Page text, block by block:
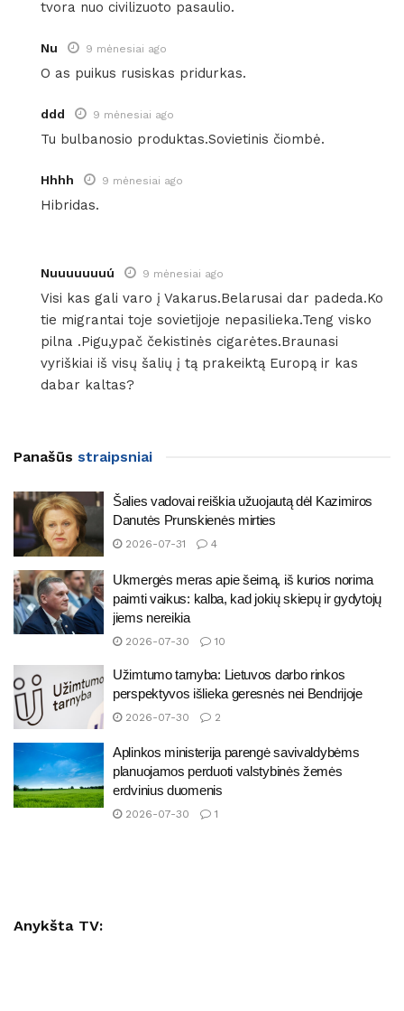
tvora nuo civilizuoto pasaulio.
Nu 9 mėnesiai ago
O as puikus rusiskas pridurkas.
ddd 9 mėnesiai ago
Tu bulbanosio produktas.Sovietinis čiombė.
Hhhh 9 mėnesiai ago
Hibridas.
Nuuuuuuuú 9 mėnesiai ago
Visi kas gali varo į Vakarus.Belarusai dar padeda.Ko
tie migrantai toje sovietijoje nepasilieka.Teng visko
pilna .Pigu,ypač čekistinės cigarėtes.Braunasi
vyriškiai iš visų šalių į tą prakeiktą Europą ir kas
dabar kaltas?
Panašūs straipsniai
Šalies vadovai reiškia užuojautą dėl Kazimiros
Danutės Prunskienės mirties
2026-07-31 4
Ukmergės meras apie šeimą, iš kurios norima
paimti vaikus: kalba, kad jokių skiepų ir gydytojų
jiems nereikia
2026-07-30 10
Užimtumo tarnyba: Lietuvos darbo rinkos
perspektyvos išlieka geresnės nei Bendrijoje
2026-07-30 2
Aplinkos ministerija parengė savivaldybėms
planuojamos perduoti valstybinės žemės
erdvinius duomenis
2026-07-30 1
Anykšta TV: